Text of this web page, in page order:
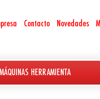
Contacto Novedades
MÁQUINAS HERRAMIENTA